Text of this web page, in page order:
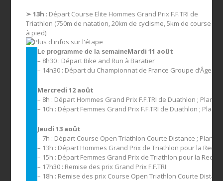
➢ 13h : Départ Course Elite Hommes Grand Prix F.F.TRI de
Triathlon (750m de natation, 20km de cyclisme, 5km de course
à pied)
Le programme de la semaineMardi 11 août
– 8h30 : Départ Bike and Run à Baratier
– 14h30 : Départ du Championnat de France Groupe d’Âge
Mercredi 12 août
– 8h : Départ Hommes Grand Prix F.F.TRI de Duathlon ; Plan
– 10h : Départ Femmes Grand Prix F.F.TRI de Duathlon ; Plan
Jeudi 13 août
– 7h : Départ Course Open Triathlon Courte Distance ; Plan
– 13h : Départ Hommes Grand Prix de Triathlon pour la
– 15h : Départ Femmes Grand Prix de Triathlon pour la
– 17h30 : Remise des prix Grand Prix F.F.TRI
– 18h : Remise des prix Course Open Triathlon Courte